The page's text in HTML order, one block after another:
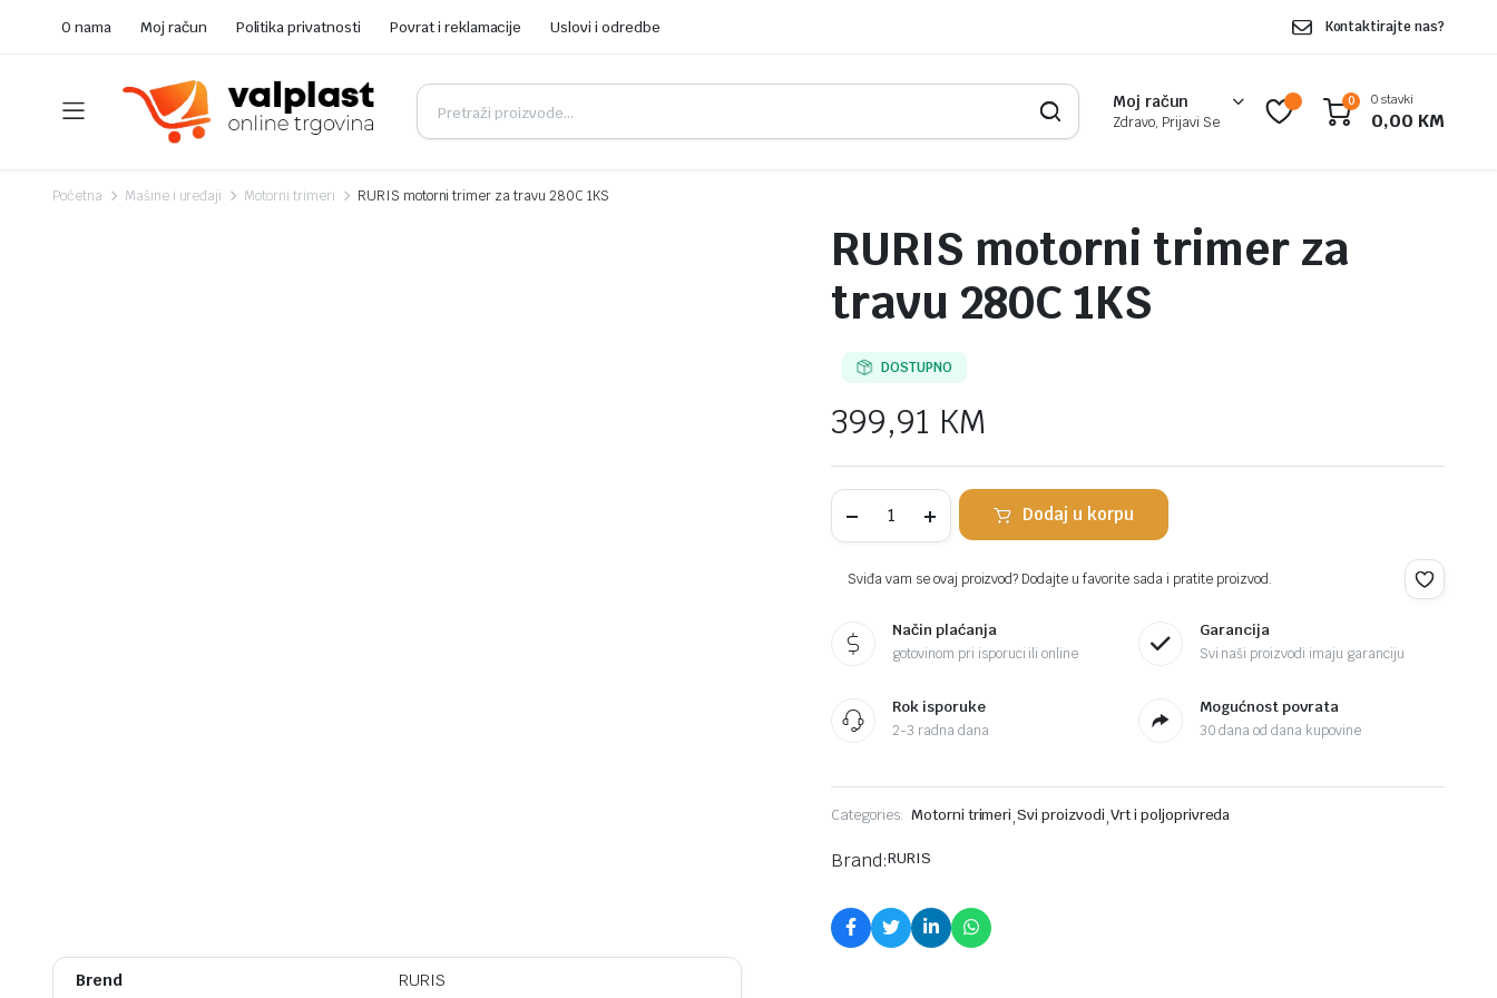
O nama Moj račun Politika privatnosti Povrat i reklamacije Uslovi i odredbe Kontaktirajte nas?
Moj račun
Zdravo, Prijavi Se
0 0 stavki
0,00 KM
Početna Mašine i uređaji Motorni trimeri RURIS motorni trimer za travu 280C 1KS
Brend RURIS
RURIS motorni trimer za
travu 280C 1KS
DOSTUPNO
399,91 KM
motorni
travu
komada
Dodaj u korpu
Sviđa vam se ovaj proizvod? Dodajte u favorite sada i pratite proizvod.
Način plaćanja
gotovinom pri isporuci ili online
Garancija
Svi naši proizvodi imaju garanciju
Rok isporuke
2-3 radna dana
Mogućnost povrata
30 dana od dana kupovine
Categories: Motorni trimeri,Svi proizvodi,Vrt i poljoprivreda
Brand:RURIS